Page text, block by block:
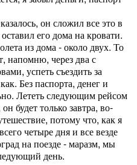
он сложил все это в
его дома на кровати.
из дома - около двух. То
напомню, через два с
успеть съездить за
Без паспорта, денег и
Лететь следующим рейсом
будет только завтра, во-
потому что, как я
четыре дня и все везде
на поезде - маразм, мы
день.